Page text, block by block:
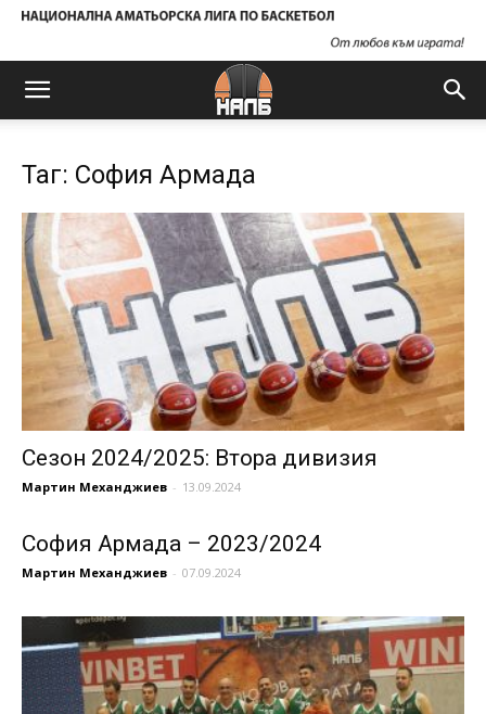
Таг: София Армада
Сезон 2024/2025: Втора дивизия
Мартин Механджиев - 13.09.2024
София Армада – 2023/2024
Мартин Механджиев - 07.09.2024